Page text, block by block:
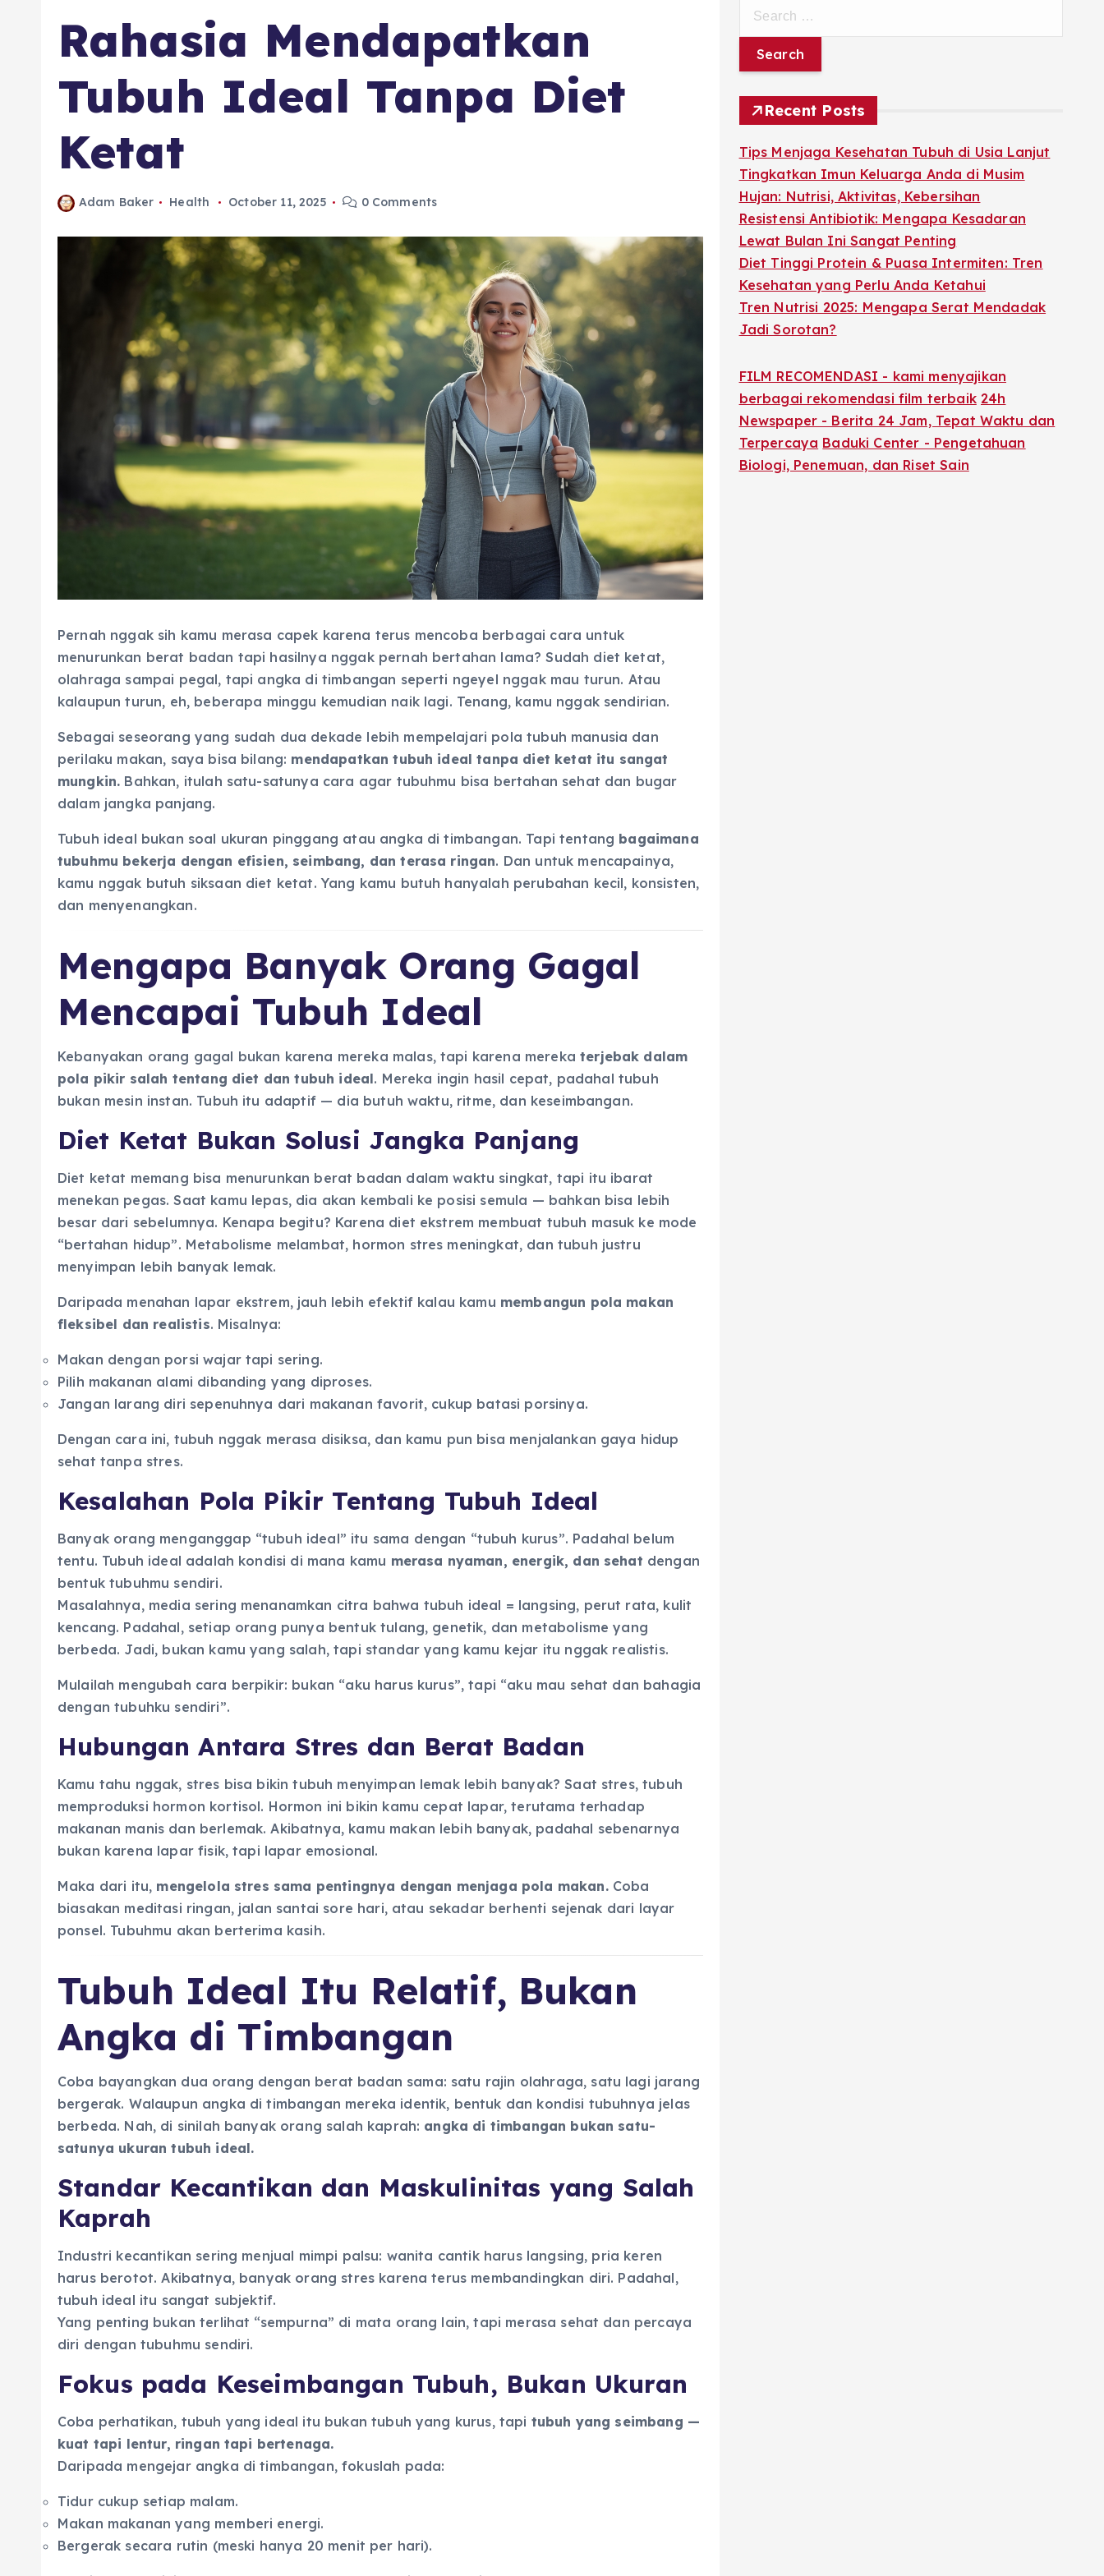
Rahasia Mendapatkan
Tubuh Ideal Tanpa Diet
Ketat
Adam Baker Health October 11, 2025 0 Comments
Pernah nggak sih kamu merasa capek karena terus mencoba berbagai cara untuk
menurunkan berat badan tapi hasilnya nggak pernah bertahan lama? Sudah diet ketat,
olahraga sampai pegal, tapi angka di timbangan seperti ngeyel nggak mau turun. Atau
kalaupun turun, eh, beberapa minggu kemudian naik lagi. Tenang, kamu nggak sendirian.
Sebagai seseorang yang sudah dua dekade lebih mempelajari pola tubuh manusia dan
perilaku makan, saya bisa bilang: mendapatkan tubuh ideal tanpa diet ketat itu sangat
mungkin. Bahkan, itulah satu-satunya cara agar tubuhmu bisa bertahan sehat dan bugar
dalam jangka panjang.
Tubuh ideal bukan soal ukuran pinggang atau angka di timbangan. Tapi tentang bagaimana
tubuhmu bekerja dengan efisien, seimbang, dan terasa ringan. Dan untuk mencapainya,
kamu nggak butuh siksaan diet ketat. Yang kamu butuh hanyalah perubahan kecil, konsisten,
dan menyenangkan.
Mengapa Banyak Orang Gagal
Mencapai Tubuh Ideal
Kebanyakan orang gagal bukan karena mereka malas, tapi karena merekaterjebak dalam
pola pikir salah tentang diet dan tubuh ideal. Mereka ingin hasil cepat, padahal tubuh
bukan mesin instan. Tubuh itu adaptif — dia butuh waktu, ritme, dan keseimbangan.
Diet Ketat Bukan Solusi Jangka Panjang
Diet ketat memang bisa menurunkan berat badan dalam waktu singkat, tapi itu ibarat
menekan pegas. Saat kamu lepas, dia akan kembali ke posisi semula — bahkan bisa lebih
besar dari sebelumnya. Kenapa begitu? Karena diet ekstrem membuat tubuh masuk ke mode
“bertahan hidup”. Metabolisme melambat, hormon stres meningkat, dan tubuh justru
menyimpan lebih banyak lemak.
Daripada menahan lapar ekstrem, jauh lebih efektif kalau kamu membangun pola makan
fleksibel dan realistis. Misalnya:
Makan dengan porsi wajar tapi sering.
Pilih makanan alami dibanding yang diproses.
Jangan larang diri sepenuhnya dari makanan favorit, cukup batasi porsinya.
Dengan cara ini, tubuh nggak merasa disiksa, dan kamu pun bisa menjalankan gaya hidup
sehat tanpa stres.
Kesalahan Pola Pikir Tentang Tubuh Ideal
Banyak orang menganggap “tubuh ideal” itu sama dengan “tubuh kurus”. Padahal belum
tentu. Tubuh ideal adalah kondisi di mana kamu merasa nyaman, energik, dan sehat dengan
bentuk tubuhmu sendiri.
Masalahnya, media sering menanamkan citra bahwa tubuh ideal = langsing, perut rata, kulit
kencang. Padahal, setiap orang punya bentuk tulang, genetik, dan metabolisme yang
berbeda. Jadi, bukan kamu yang salah, tapi standar yang kamu kejar itu nggak realistis.
Mulailah mengubah cara berpikir: bukan “aku harus kurus”, tapi “aku mau sehat dan bahagia
dengan tubuhku sendiri”.
Hubungan Antara Stres dan Berat Badan
Kamu tahu nggak, stres bisa bikin tubuh menyimpan lemak lebih banyak? Saat stres, tubuh
memproduksi hormon kortisol. Hormon ini bikin kamu cepat lapar, terutama terhadap
makanan manis dan berlemak. Akibatnya, kamu makan lebih banyak, padahal sebenarnya
bukan karena lapar fisik, tapi lapar emosional.
Maka dari itu, mengelola stres sama pentingnya dengan menjaga pola makan.Coba
biasakan meditasi ringan, jalan santai sore hari, atau sekadar berhenti sejenak dari layar
ponsel. Tubuhmu akan berterima kasih.
Tubuh Ideal Itu Relatif, Bukan
Angka di Timbangan
Coba bayangkan dua orang dengan berat badan sama: satu rajin olahraga, satu lagi jarang
bergerak. Walaupun angka di timbangan mereka identik, bentuk dan kondisi tubuhnya jelas
berbeda. Nah, di sinilah banyak orang salah kaprah: angka di timbangan bukan satu-
satunya ukuran tubuh ideal.
Standar Kecantikan dan Maskulinitas yang Salah
Kaprah
Industri kecantikan sering menjual mimpi palsu: wanita cantik harus langsing, pria keren
harus berotot. Akibatnya, banyak orang stres karena terus membandingkan diri. Padahal,
tubuh ideal itu sangat subjektif.
Yang penting bukan terlihat “sempurna” di mata orang lain, tapi merasa sehat dan percaya
diri dengan tubuhmu sendiri.
Fokus pada Keseimbangan Tubuh, Bukan Ukuran
Coba perhatikan, tubuh yang ideal itu bukan tubuh yang kurus, tapi tubuh yang seimbang —
kuat tapi lentur, ringan tapi bertenaga.
Daripada mengejar angka di timbangan, fokuslah pada:
Tidur cukup setiap malam.
Makan makanan yang memberi energi.
Bergerak secara rutin (meski hanya 20 menit per hari).
r
c
o
r
:
Recent Posts
Tips Menjaga Kesehatan Tubuh di Usia Lanjut
Tingkatkan Imun Keluarga Anda di Musim
Hujan: Nutrisi, Aktivitas, Kebersihan
Resistensi Antibiotik: Mengapa Kesadaran
Lewat Bulan Ini Sangat Penting
Diet Tinggi Protein & Puasa Intermiten: Tren
Kesehatan yang Perlu Anda Ketahui
Tren Nutrisi 2025: Mengapa Serat Mendadak
Jadi Sorotan?
FILM RECOMENDASI - kami menyajikan
berbagai rekomendasi film terbaik 24h
Newspaper - Berita 24 Jam, Tepat Waktu dan
Terpercaya Baduki Center - Pengetahuan
Biologi, Penemuan, dan Riset Sain